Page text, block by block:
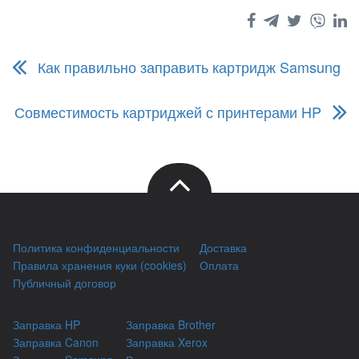
Как правильно заправить картридж Samsung
Совместимость картриджей с принтерами HP
Политика конфиденциальности
Правила хранения куки (cookies)
Публичный договор
Доставка
Оплата
Заправка HP
Заправка Canon
Заправка Brother
Заправка Xerox